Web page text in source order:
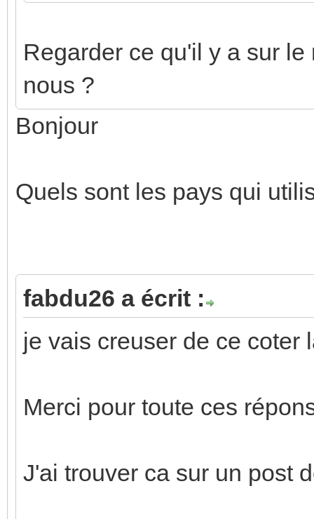
Regarder ce qu'il y a sur
nous ?
Bonjour
Quels sont les pays qui
fabdu26 a écrit :
je vais creuser de ce coter
Merci pour toute ces
J'ai trouver ca sur un post